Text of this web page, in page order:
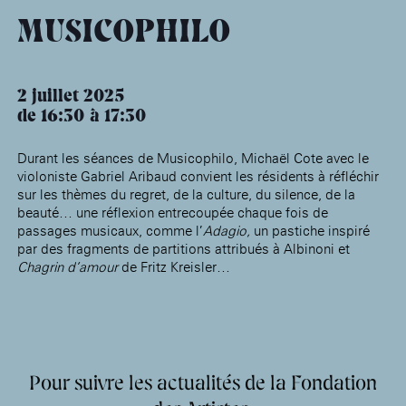
MUSICOPHILO
2 juillet 2025
de 16:30
17:30
Durant les séances de Musicophilo, Michaël Cote avec le
violoniste Gabriel Aribaud convient les résidents à réfléchir
sur les thèmes du regret, de la culture, du silence, de la
beauté… une réflexion entrecoupée chaque fois de
passages musicaux, comme l’Adagio, un pastiche inspiré
par des fragments de partitions attribués à Albinoni et
Chagrin d’amourde Fritz Kreisler…
Pour suivre les actualités de la Fondation
des artistes (EHPAD)
Salomon de Rothschild